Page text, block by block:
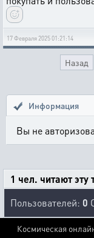
17 Февраля 2025 01:21:14
Назад
Информация
Вы не
1 чел. читают эту
Пользователей: 0
Космическая